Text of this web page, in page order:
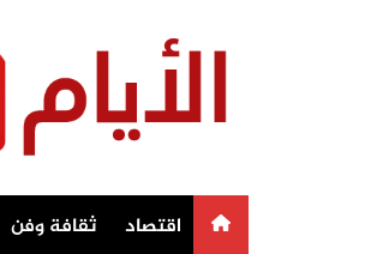
اقتصاد ثقافة وفن